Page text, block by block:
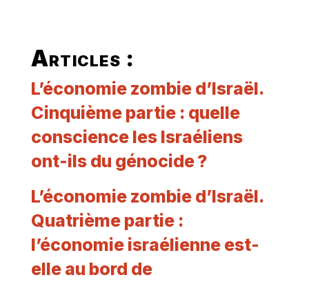
Articles :
L’économie zombie d’Israël.
Cinquième partie : quelle
conscience les Israéliens
ont-ils du génocide ?
L’économie zombie d’Israël.
Quatrième partie :
l’économie israélienne est-
elle au bord de